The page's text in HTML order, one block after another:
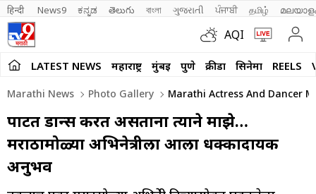
हिन्दी News9 ಕನ್ನಡ తెలుగు বাংলা ગુજરાતી ਪੰਜਾਬੀ தமிழ்
AQI
LATEST NEWS महाराष्ट्र मुंबई पुणे क्रीडा सिनेमा REELS
Marathi News Photo Gallery Marathi Actress And Dancer
पार्टीत डान्स करत असताना त्याने माझे…
मराठामोळ्या अभिनेत्रीला आला धक्कादायक
अनुभव